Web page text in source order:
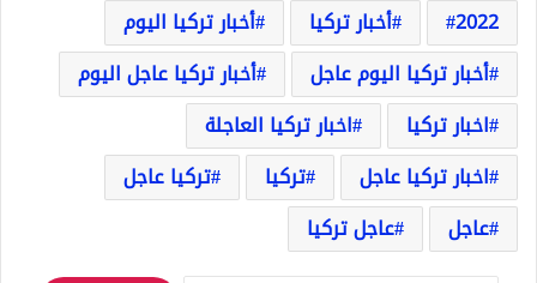
2022 أخبار تركيا
أخبار تركيا اليوم
أخبار تركيا اليوم عاجل
أخبار تركيا عاجل اليوم
اخبار تركيا
اخبار تركيا العاجلة
اخبار تركيا عاجل
تركيا
تركيا عاجل
عاجل
عاجل تركيا